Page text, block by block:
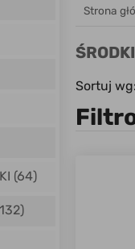
(64)
Strona
Sortuj wg: